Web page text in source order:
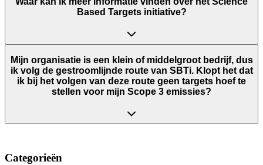
Based Targets initiative?
Mijn organisatie is een klein of middelgroot bedrijf, dus
ik volg de gestroomlijnde route van SBTi. Klopt het dat
ik bij het volgen van deze route geen targets hoef te
stellen voor mijn Scope 3 emissies?
Categorieën